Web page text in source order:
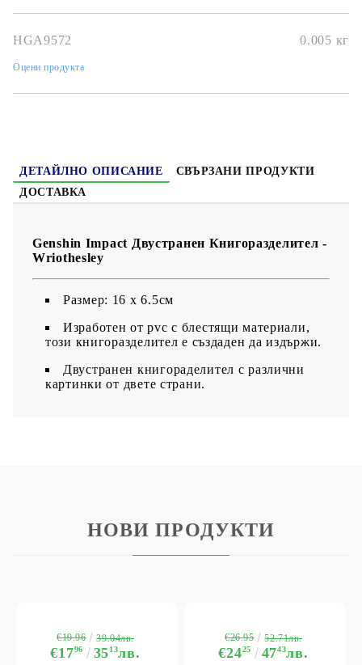
HGA9572 0.005 кг
Оцени продукта
ДЕТАЙЛНО ОПИСАНИЕ
СВЪРЗАНИ ПРОДУКТИ
ДОСТАВКА
Genshin Impact Двустранен Книгоразделител -
Wriothesley
Размер: 16 x 6.5см
Изработен от pvc с блестящи материали,
този книгоразделител е създаден да издържи.
Двустранен книгораделител с различни
картинки от двете страни.
НОВИ ПРОДУКТИ
€1796 3513лв.
€19.96 39.04лв.
€2425 4743лв.
€26.95 52.71лв.